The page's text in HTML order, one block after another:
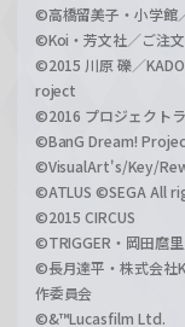
©高橋留美子・小学館
©Koi・芳文社／ご注
©2015 川原 礫／
roject
©2016 プロジェクト
©BanG Dream!
©VisualArt's/Key/
©ATLUS ©SEGA All
©2015 CIRCUS
©TRIGGER・岡田麿
©長月達平・株式会社
作委員会
©&™Lucasfilm Ltd.